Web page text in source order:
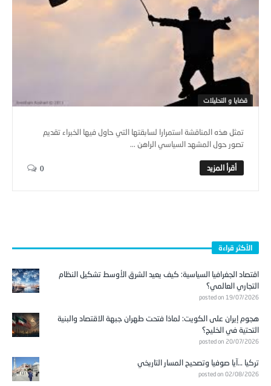
قضايا و التحليلات
تمثل هذه المناقشة استمرارا لسابقتها التي حاول فيها الخبراء تقديم
تصور حول المشهد السياسي الراهن ...
0
الأكثر قراءة
اقتصاد الجغرافيا السياسية: كيف يعيد الشرق الأوسط تشكيل النظام
التجاري العالمي؟
posted on 19/07/2026
هجوم إيران على الكويت: لماذا فتحت طهران جبهة الاقتصاد والبنية
التحتية في الخليج؟
posted on 20/07/2026
تركيا …آيا صوفيا وتصحيح المسار التاريخي
posted on 02/08/2026